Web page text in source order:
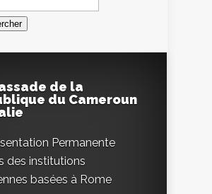
de la
du Cameroun
Permanente
des institutions
basées à Rome